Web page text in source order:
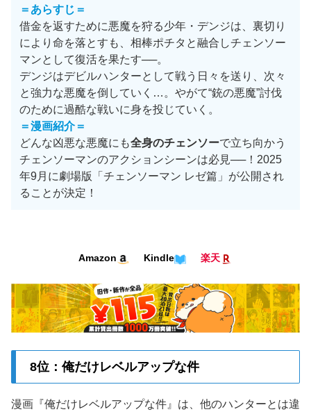
＝あらすじ＝
借金を返すために悪魔を狩る少年・デンジは、裏切り
により命を落とすも、相棒ポチタと融合しチェンソー
マンとして復活を果たす──。
デンジはデビルハンターとして戦う日々を送り、次々
と強力な悪魔を倒していく…。やがて“銃の悪魔”討伐
のために過酷な戦いに身を投じていく。
＝漫画紹介＝
どんな凶悪な悪魔にも全身のチェンソーで立ち向かう
チェンソーマンのアクションシーンは必見──！2025
年9月に劇場版「チェンソーマン レゼ篇」が公開され
ることが決定！
Amazon Kindle 楽天
8位：俺だけレベルアップな件
漫画『俺だけレベルアップな件』は、他のハンターとは違